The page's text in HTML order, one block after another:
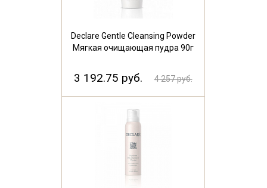
Declare Gentle Cleansing Powder
Мягкая очищающая пудра 90г
3 192.75 руб. 4 257 руб.